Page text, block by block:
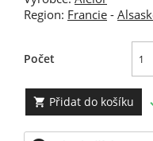
Region: Francie -
Počet
 Přidat do košíku